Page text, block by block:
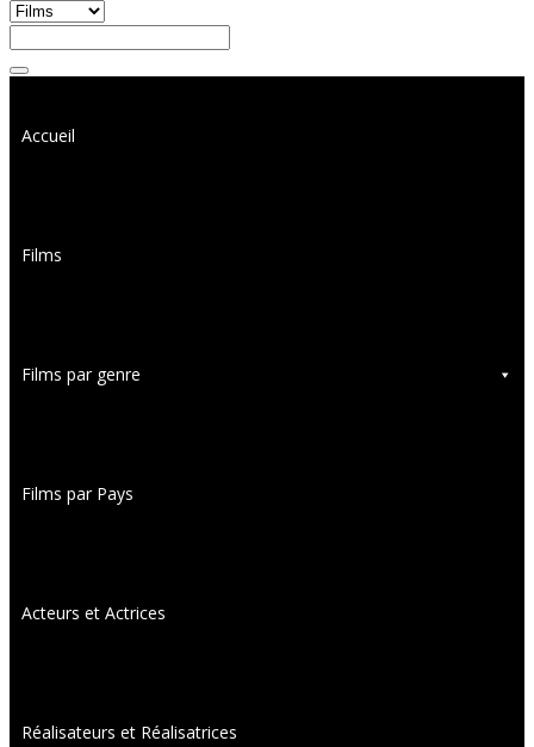
Accueil
Films
Films par genre
Films par Pays
Acteurs et Actrices
Réalisateurs et Réalisatrices